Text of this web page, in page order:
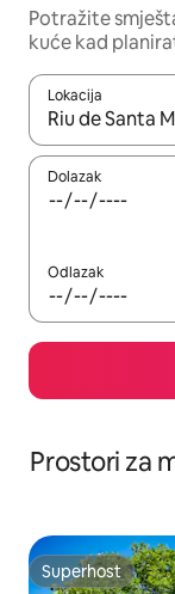
Potražite
kuće kad
Lokacija
Kada budu
Dolazak
Odlazak
Prostori za
Superhost
Superhost